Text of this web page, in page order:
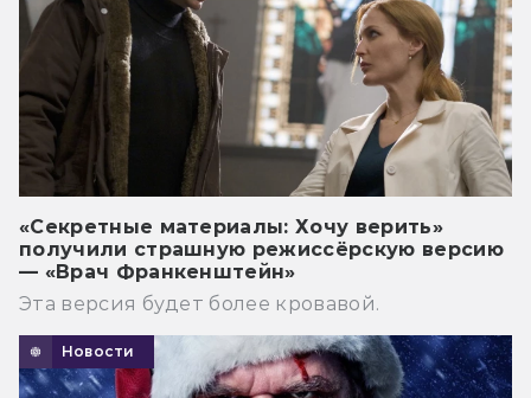
«Секретные материалы: Хочу верить»
получили страшную режиссёрскую версию
— «Врач Франкенштейн»
Эта версия будет более кровавой.
Новости